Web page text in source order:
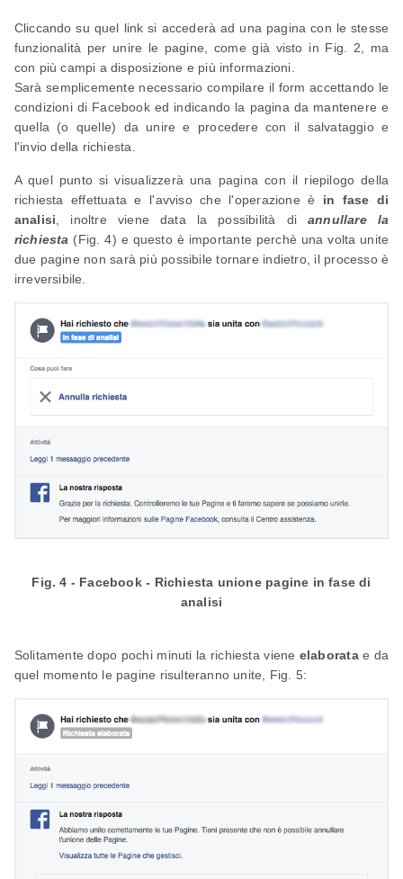
Cliccando su quel link si accederà ad una pagina con le stesse
funzionalità per unire le pagine, come già visto in Fig. 2, ma
con più campi a disposizione e più informazioni.
Sarà semplicemente necessario compilare il form accettando le
condizioni di Facebook ed indicando la pagina da mantenere e
quella (o quelle) da unire e procedere con il salvataggio e
l'invio della richiesta.
A quel punto si visualizzerà una pagina con il riepilogo della
richiesta effettuata e l'avviso che l'operazione è in fase di
analisi, inoltre viene data la possibilità di annullare la
richiesta (Fig. 4) e questo è importante perchè una volta unite
due pagine non sarà più possibile tornare indietro, il processo è
irreversibile.
Fig. 4 - Facebook - Richiesta unione pagine in fase di
analisi
Solitamente dopo pochi minuti la richiesta viene elaboratae da
quel momento le pagine risulteranno unite, Fig. 5: